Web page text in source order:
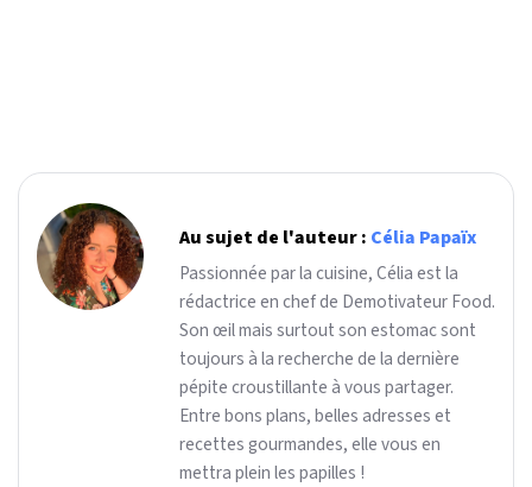
Au sujet de l'auteur : Célia Papaïx
Passionnée par la cuisine, Célia est la
rédactrice en chef de Demotivateur Food.
Son œil mais surtout son estomac sont
toujours à la recherche de la dernière
pépite croustillante à vous partager.
Entre bons plans, belles adresses et
recettes gourmandes, elle vous en
mettra plein les papilles !